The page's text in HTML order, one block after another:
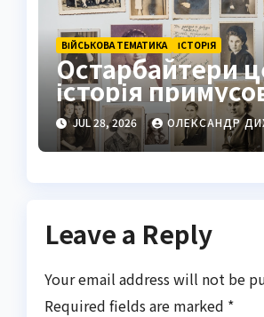
ВІЙСЬКОВА ТЕМАТИКА ІСТОРІЯ
Остарбайтери
історія
праці українців
JUL 28, 2026 ОЛЕКСАНДР
Leave a Reply
Your email address will not be
Required fields are marked *